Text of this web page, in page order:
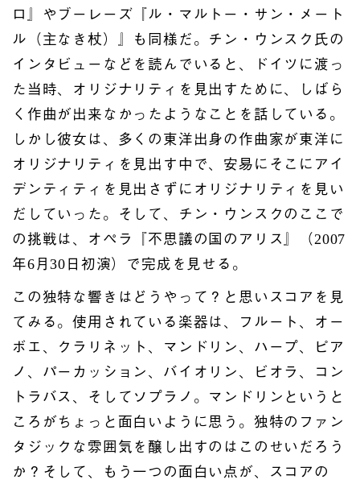
ロ』やブーレーズ『ル・マルトー・サン・メート
ル（主なき杖）』も同様だ。チン・ウンスク氏の
インタビューなどを読んでいると、ドイツに渡っ
た当時、オリジナリティを見出すために、しばら
く作曲が出来なかったようなことを話している。
しかし彼女は、多くの東洋出身の作曲家が東洋に
オリジナリティを見出す中で、安易にそこにアイ
デンティティを見出さずにオリジナリティを見い
だしていった。そして、チン・ウンスクのここで
の挑戦は、オペラ『不思議の国のアリス』（2007
年6月30日初演）で完成を見せる。
この独特な響きはどうやって？と思いスコアを見
てみる。使用されている楽器は、フルート、オー
ボエ、クラリネット、マンドリン、ハープ、ピア
ノ、パーカッション、バイオリン、ビオラ、コン
トラバス、そしてソプラノ。マンドリンというと
ころがちょっと面白いように思う。独特のファン
タジックな雰囲気を醸し出すのはこのせいだろう
か？そして、もう一つの面白い点が、スコアの